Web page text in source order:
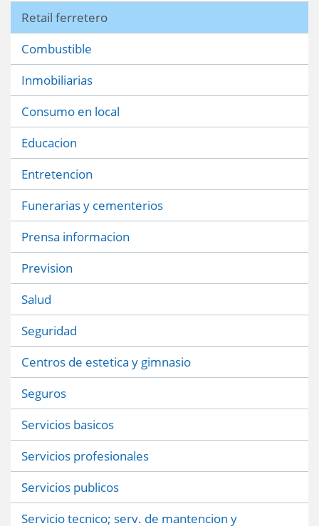
Retail ferretero
Combustible
Inmobiliarias
Consumo en local
Educacion
Entretencion
Funerarias y cementerios
Prensa informacion
Prevision
Salud
Seguridad
Centros de estetica y gimnasio
Seguros
Servicios basicos
Servicios profesionales
Servicios publicos
Servicio tecnico; serv. de mantencion y